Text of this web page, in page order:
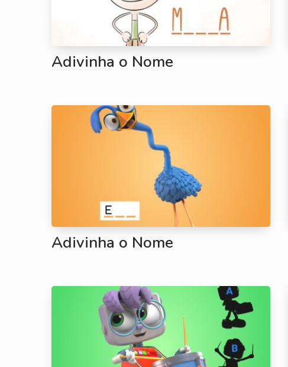
Adivinha o Nome
Adivinha o Nome